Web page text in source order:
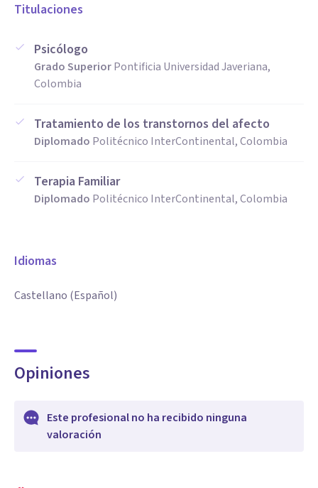
Titulaciones
Psicólogo
Grado SuperiorPontificia Universidad Javeriana,
Colombia
Tratamiento de los transtornos del afecto
Diplomado Politécnico InterContinental, Colombia
Terapia Familiar
Diplomado Politécnico InterContinental, Colombia
Idiomas
Castellano (Español)
Opiniones
Este profesional no ha recibido ninguna
valoración